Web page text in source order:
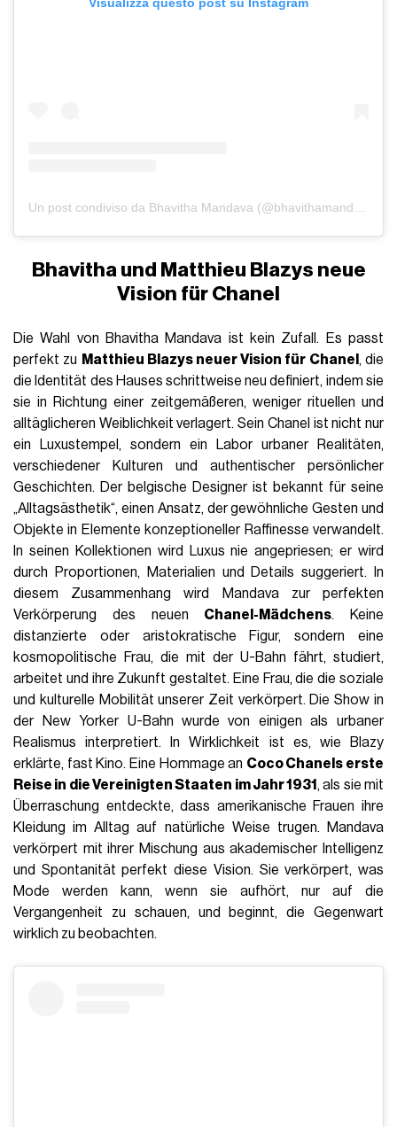
Visualizza questo post su Instagram
Bhavitha und Matthieu Blazys neue
Vision für Chanel
Die Wahl von Bhavitha Mandava ist kein Zufall. Es passt
perfekt zu Matthieu Blazys neuer Vision für Chanel , die
die Identität des Hauses schrittweise neu definiert, indem sie
sie in Richtung einer zeitgemäßeren, weniger rituellen und
alltäglicheren Weiblichkeit verlagert. Sein Chanel ist nicht nur
ein Luxustempel, sondern ein Labor urbaner Realitäten,
verschiedener Kulturen und authentischer persönlicher
Geschichten. Der belgische Designer ist bekannt für seine
„Alltagsästhetik“, einen Ansatz, der gewöhnliche Gesten und
Objekte in Elemente konzeptioneller Raffinesse verwandelt.
In seinen Kollektionen wird Luxus nie angepriesen; er wird
durch Proportionen, Materialien und Details suggeriert. In
diesem Zusammenhang wird Mandava zur perfekten
Verkörperung des neuen Chanel-Mädchens. Keine
distanzierte oder aristokratische Figur, sondern eine
kosmopolitische Frau, die mit der U-Bahn fährt, studiert,
arbeitet und ihre Zukunft gestaltet. Eine Frau, die die soziale
und kulturelle Mobilität unserer Zeit verkörpert. Die Show in
der New Yorker U-Bahn wurde von einigen als urbaner
Realismus interpretiert. In Wirklichkeit ist es, wie Blazy
erklärte, fast Kino. Eine Hommage an Coco Chanels erste
Reise in die Vereinigten Staaten im Jahr 1931 , als sie mit
Überraschung entdeckte, dass amerikanische Frauen ihre
Kleidung im Alltag auf natürliche Weise trugen. Mandava
verkörpert mit ihrer Mischung aus akademischer Intelligenz
und Spontanität perfekt diese Vision. Sie verkörpert, was
Mode werden kann, wenn sie aufhört, nur auf die
Vergangenheit zu schauen, und beginnt, die Gegenwart
wirklich zu beobachten.